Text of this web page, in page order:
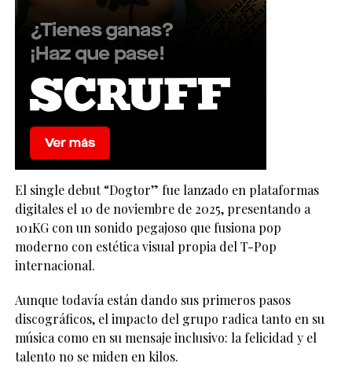
El single debut “Dogtor” fue lanzado en plataformas
digitales el 10 de noviembre de 2025, presentando a
101KG con un sonido pegajoso que fusiona pop
moderno con estética visual propia del T-Pop
internacional.
Aunque todavía están dando sus primeros pasos
discográficos, el impacto del grupo radica tanto en su
música como en su mensaje inclusivo: la felicidad y el
talento no se miden en kilos.